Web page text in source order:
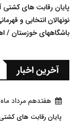
پایان رقابت های کشتی
نونهالان انتخابی و
باشگاههای خوزستان /
آخرین اخبار
هفتدهم مرداد ماه 1405
پایان رقابت های